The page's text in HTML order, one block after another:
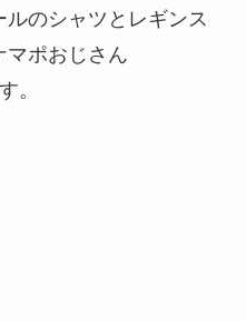
のシャツとレギンス
マポおじさん
。